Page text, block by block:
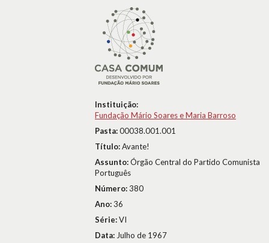
Instituição:
Fundação Mário Soares e Maria Barroso
Pasta:00038.001.001
Título:Avante!
Assunto:Órgão Central do Partido Comunista
Português
Número:380
Ano:36
Série:VI
Data: Julho de 1967